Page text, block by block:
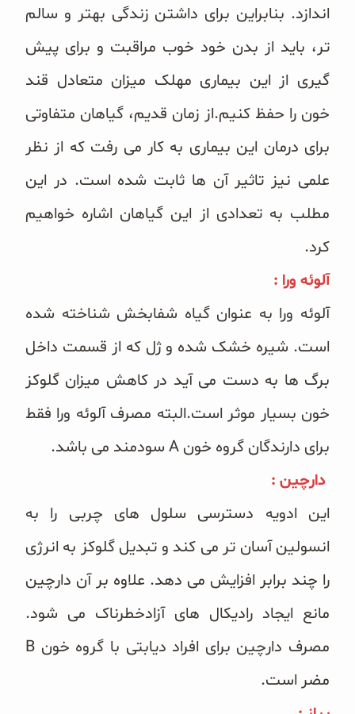
پک سلامتی OAB
کتاب‌های OAB
وبلاگ
اندازد. بنابراین برای داشتن زندگی بهتر و سالم
تر، باید از بدن خود خوب مراقبت و برای پیش
گیری از این بیماری مهلک میزان متعادل قند
خون را حفظ کنیم.از زمان قدیم، گیاهان متفاوتی
برای درمان این بیماری به کار می رفت که از نظر
علمی نیز تاثیر آن ها ثابت شده است. در این
مطلب به تعدادی از این گیاهان اشاره خواهیم
کرد.
آلوئه ورا :
آلوئه ورا به عنوان گیاه شفابخش شناخته شده
است. شیره خشک شده و ژل که از قسمت داخل
برگ ها به دست می آید در کاهش میزان گلوکز
خون بسیار موثر است.البته مصرف آلوئه ورا فقط
برای دارندگان گروه خون A سودمند می باشد.
دارچین :
این ادویه دسترسی سلول های چربی را به
انسولین آسان تر می کند و تبدیل گلوکز به انرژی
را چند برابر افزایش می دهد. علاوه بر آن دارچین
مانع ایجاد رادیکال های آزادخطرناک می شود.
مصرف دارچین برای افراد دیابتی با گروه خون B
مضر است.